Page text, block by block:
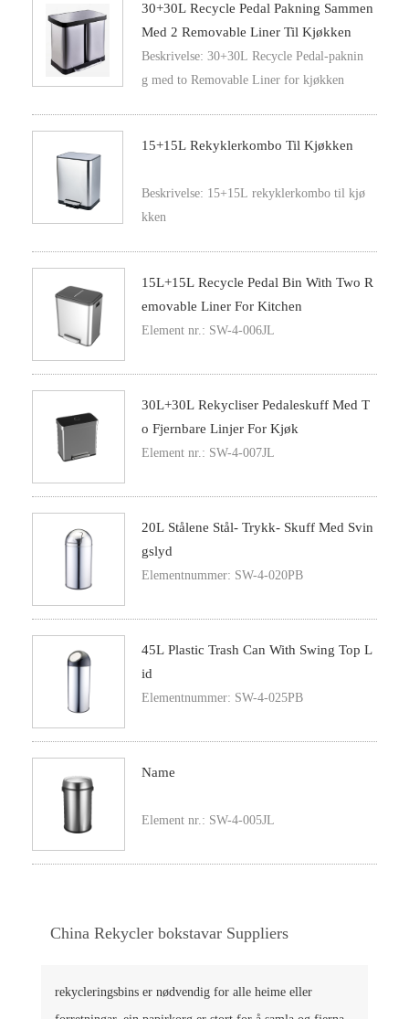
30+30L Recycle Pedal Pakning Sammen
Med 2 Removable Liner Til Kjøkken
Beskrivelse: 30+30L Recycle Pedal-paknin
g med to Removable Liner for kjøkken
15+15L Rekyklerkombo Til Kjøkken
Beskrivelse: 15+15L rekyklerkombo til kjø
kken
15L+15L Recycle Pedal Bin With Two R
Emovable Liner For Kitchen
Element nr.: SW-4-006JL
30L+30L Rekycliser Pedaleskuff Med T
O Fjernbare Linjer For Kjøk
Element nr.: SW-4-007JL
20L Stålene Stål- Trykk- Skuff Med Svin
Gslyd
Elementnummer: SW-4-020PB
45L Plastic Trash Can With Swing Top L
Id
Elementnummer: SW-4-025PB
Name
Element nr.: SW-4-005JL
China Rekycler bokstavar Suppliers
rekycleringsbins er nødvendig for alle heime eller